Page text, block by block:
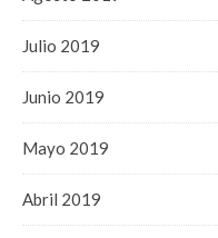
Julio 2019
Junio 2019
Mayo 2019
Abril 2019